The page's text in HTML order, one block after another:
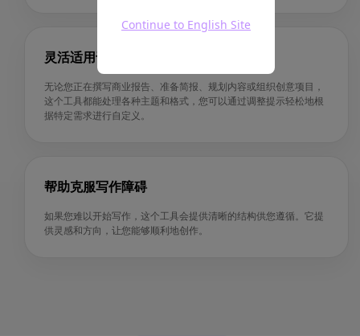
Continue to English Site
灵活适用于任何主题或用途
无论您正在撰写商业报告、准备简报、规划内容或组织创意项目，
这个工具都能处理各种主题和格式，您可以通过调整提示轻松地根
据特定需求进行自定义。
帮助克服写作障碍
如果您难以开始写作，这个工具会提供清晰的结构供您遵循。它提
供灵感和方向，让您能够顺利地创作。